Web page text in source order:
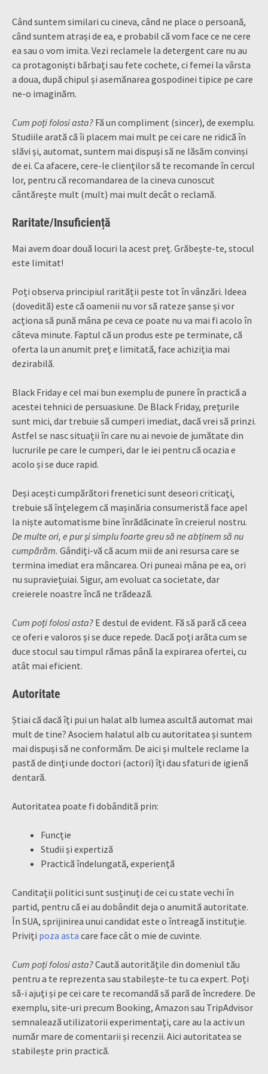
Când suntem similari cu cineva, când ne place o persoană,
când suntem atrași de ea, e probabil că vom face ce ne cere
ea sau o vom imita. Vezi reclamele la detergent care nu au
ca protagoniști bărbați sau fete cochete, ci femei la vârsta
a doua, după chipul și asemănarea gospodinei tipice pe care
ne-o imaginăm.
Cum poți folosi asta? Fă un compliment (sincer), de exemplu.
Studiile arată că îi placem mai mult pe cei care ne ridică în
slăvi și, automat, suntem mai dispuși să ne lăsăm convinși
de ei. Ca afacere, cere-le clienților să te recomande în cercul
lor, pentru că recomandarea de la cineva cunoscut
cântărește mult (mult) mai mult decât o reclamă.
Raritate/Insuficiență
Mai avem doar două locuri la acest preț. Grăbește-te, stocul
este limitat!
Poți observa principiul rarității peste tot în vânzări. Ideea
(dovedită) este că oamenii nu vor să rateze șanse și vor
acționa să pună mâna pe ceva ce poate nu va mai fi acolo în
câteva minute. Faptul că un produs este pe terminate, că
oferta la un anumit preț e limitată, face achiziția mai
dezirabilă.
Black Friday e cel mai bun exemplu de punere în practică a
acestei tehnici de persuasiune. De Black Friday, prețurile
sunt mici, dar trebuie să cumperi imediat, dacă vrei să prinzi.
Astfel se nasc situații în care nu ai nevoie de jumătate din
lucrurile pe care le cumperi, dar le iei pentru că ocazia e
acolo și se duce rapid.
Deși acești cumpărători frenetici sunt deseori criticați,
trebuie să înțelegem că mașinăria consumeristă face apel
la niște automatisme bine înrădăcinate în creierul nostru.
De multe ori, e pur și simplu foarte greu să ne abținem să nu
cumpărăm. Gândiți-vă că acum mii de ani resursa care se
termina imediat era mâncarea. Ori puneai mâna pe ea, ori
nu supraviețuiai. Sigur, am evoluat ca societate, dar
creierele noastre încă ne trădează.
Cum poți folosi asta? E destul de evident. Fă să pară că ceea
ce oferi e valoros și se duce repede. Dacă poți arăta cum se
duce stocul sau timpul rămas până la expirarea ofertei, cu
atât mai eficient.
Autoritate
Știai că dacă îți pui un halat alb lumea ascultă automat mai
mult de tine? Asociem halatul alb cu autoritatea și suntem
mai dispuși să ne conformăm. De aici și multele reclame la
pastă de dinți unde doctori (actori) îți dau sfaturi de igienă
dentară.
Autoritatea poate fi dobândită prin:
Funcție
Studii și expertiză
Practică îndelungată, experiență
Canditații politici sunt susținuți de cei cu state vechi în
partid, pentru că ei au dobândit deja o anumită autoritate.
În SUA, sprijinirea unui candidat este o întreagă instituție.
Priviți poza asta care face cât o mie de cuvinte.
Cum poți folosi asta?Caută autoritățile din domeniul tău
pentru a te reprezenta sau stabilește-te tu ca expert. Poți
să-i ajuți și pe cei care te recomandă să pară de încredere. De
exemplu, site-uri precum Booking, Amazon sau TripAdvisor
semnalează utilizatorii experimentați, care au la activ un
număr mare de comentarii și recenzii. Aici autoritatea se
stabilește prin practică.